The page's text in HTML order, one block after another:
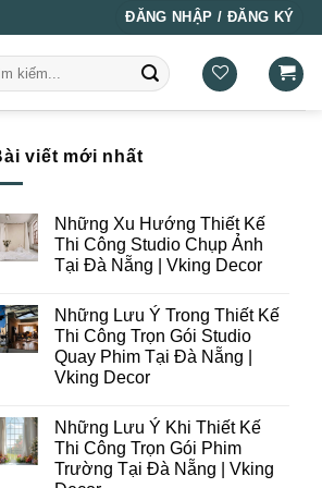
ĐĂNG NHẬP / ĐĂNG KÝ
viết mới nhất
Những Xu Hướng Thiết Kế
Thi Công Studio Chụp Ảnh
Tại Đà Nẵng | Vking Decor
bình
luận
ở
Những
Xu
Hướng
Thi
Công
Studio
Chụp
Ảnh
Những Lưu Ý Trong Thiết Kế
Thi Công Trọn Gói Studio
Quay Phim Tại Đà Nẵng |
Vking Decor
bình
luận
ở
Những
Lưu
Những Lưu Ý Khi Thiết Kế
Thi Công Trọn Gói Phim
Trường Tại Đà Nẵng | Vking